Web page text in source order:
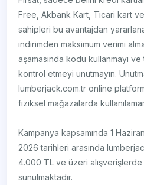
Free, Akbank Kart, Ticari kart
sahipleri bu avantajdan
indirimden maksimum verimi
aşamasında kodu kullanmayı ve
kontrol etmeyi unutmayın.
lumberjack.com.tr online
fiziksel mağazalarda
Kampanya kapsamında 1
2026 tarihleri arasında
4.000 TL ve üzeri alışverişlerde
sunulmaktadır.